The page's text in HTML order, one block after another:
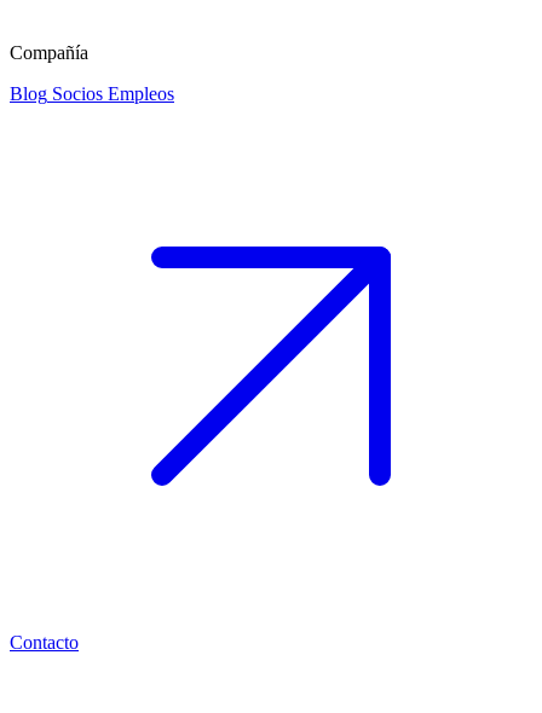
Compañía
Blog Socios Empleos
Contacto